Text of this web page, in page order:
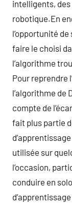
intelligents,
robotique.En
l’opportunité de
faire le choisi
l’algorithme
Pour reprendre
l’algorithme de
compte de
fait plus partie
utilisée sur
l’occasion,
conduire en